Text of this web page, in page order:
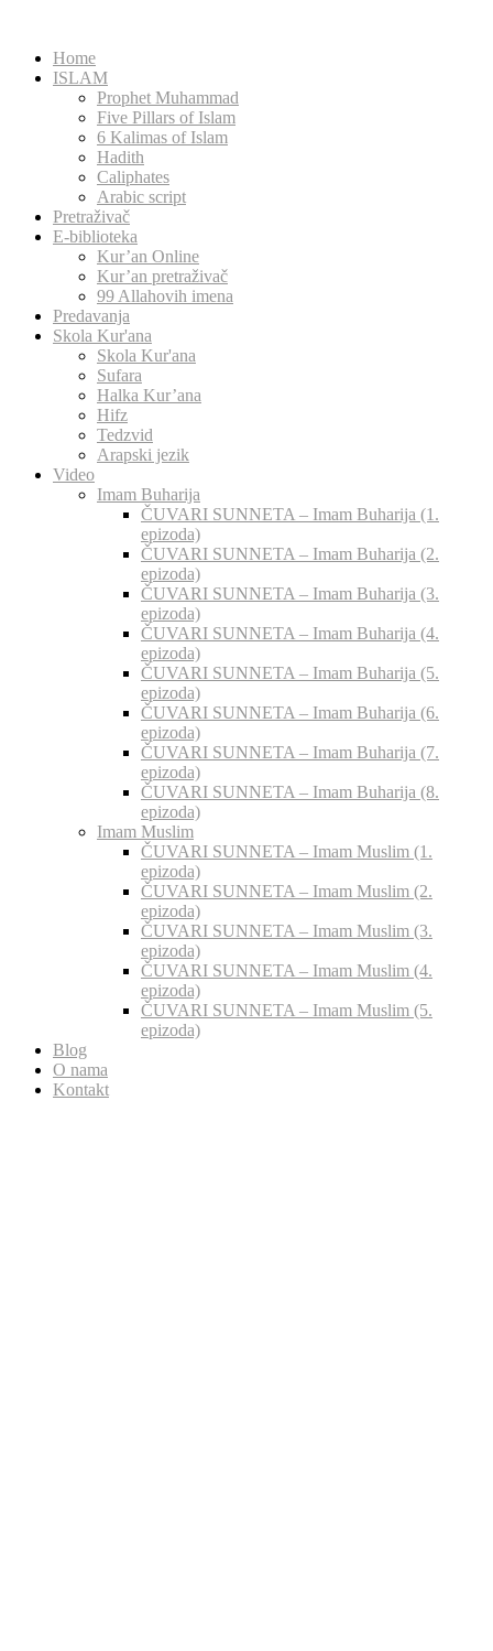
Home
ISLAM
Prophet Muhammad
Five Pillars of Islam
6 Kalimas of Islam
Hadith
Caliphates
Arabic script
Pretraživač
E-biblioteka
Kur’an Online
Kur’an pretraživač
99 Allahovih imena
Predavanja
Skola Kur'ana
Skola Kur'ana
Sufara
Halka Kur’ana
Hifz
Tedzvid
Arapski jezik
Video
Imam Buharija
ČUVARI SUNNETA – Imam Buharija (1.
epizoda)
ČUVARI SUNNETA – Imam Buharija (2.
epizoda)
ČUVARI SUNNETA – Imam Buharija (3.
epizoda)
ČUVARI SUNNETA – Imam Buharija (4.
epizoda)
ČUVARI SUNNETA – Imam Buharija (5.
epizoda)
ČUVARI SUNNETA – Imam Buharija (6.
epizoda)
ČUVARI SUNNETA – Imam Buharija (7.
epizoda)
ČUVARI SUNNETA – Imam Buharija (8.
epizoda)
Imam Muslim
ČUVARI SUNNETA – Imam Muslim (1.
epizoda)
ČUVARI SUNNETA – Imam Muslim (2.
epizoda)
ČUVARI SUNNETA – Imam Muslim (3.
epizoda)
ČUVARI SUNNETA – Imam Muslim (4.
epizoda)
ČUVARI SUNNETA – Imam Muslim (5.
epizoda)
Blog
O nama
Kontakt